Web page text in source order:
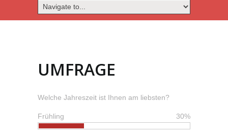
UMFRAGE
Welche Jahreszeit ist Ihnen am liebsten?
30%
Frühling